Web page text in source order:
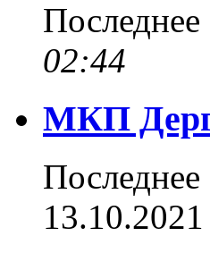
02:44
МКП
13.10.2021